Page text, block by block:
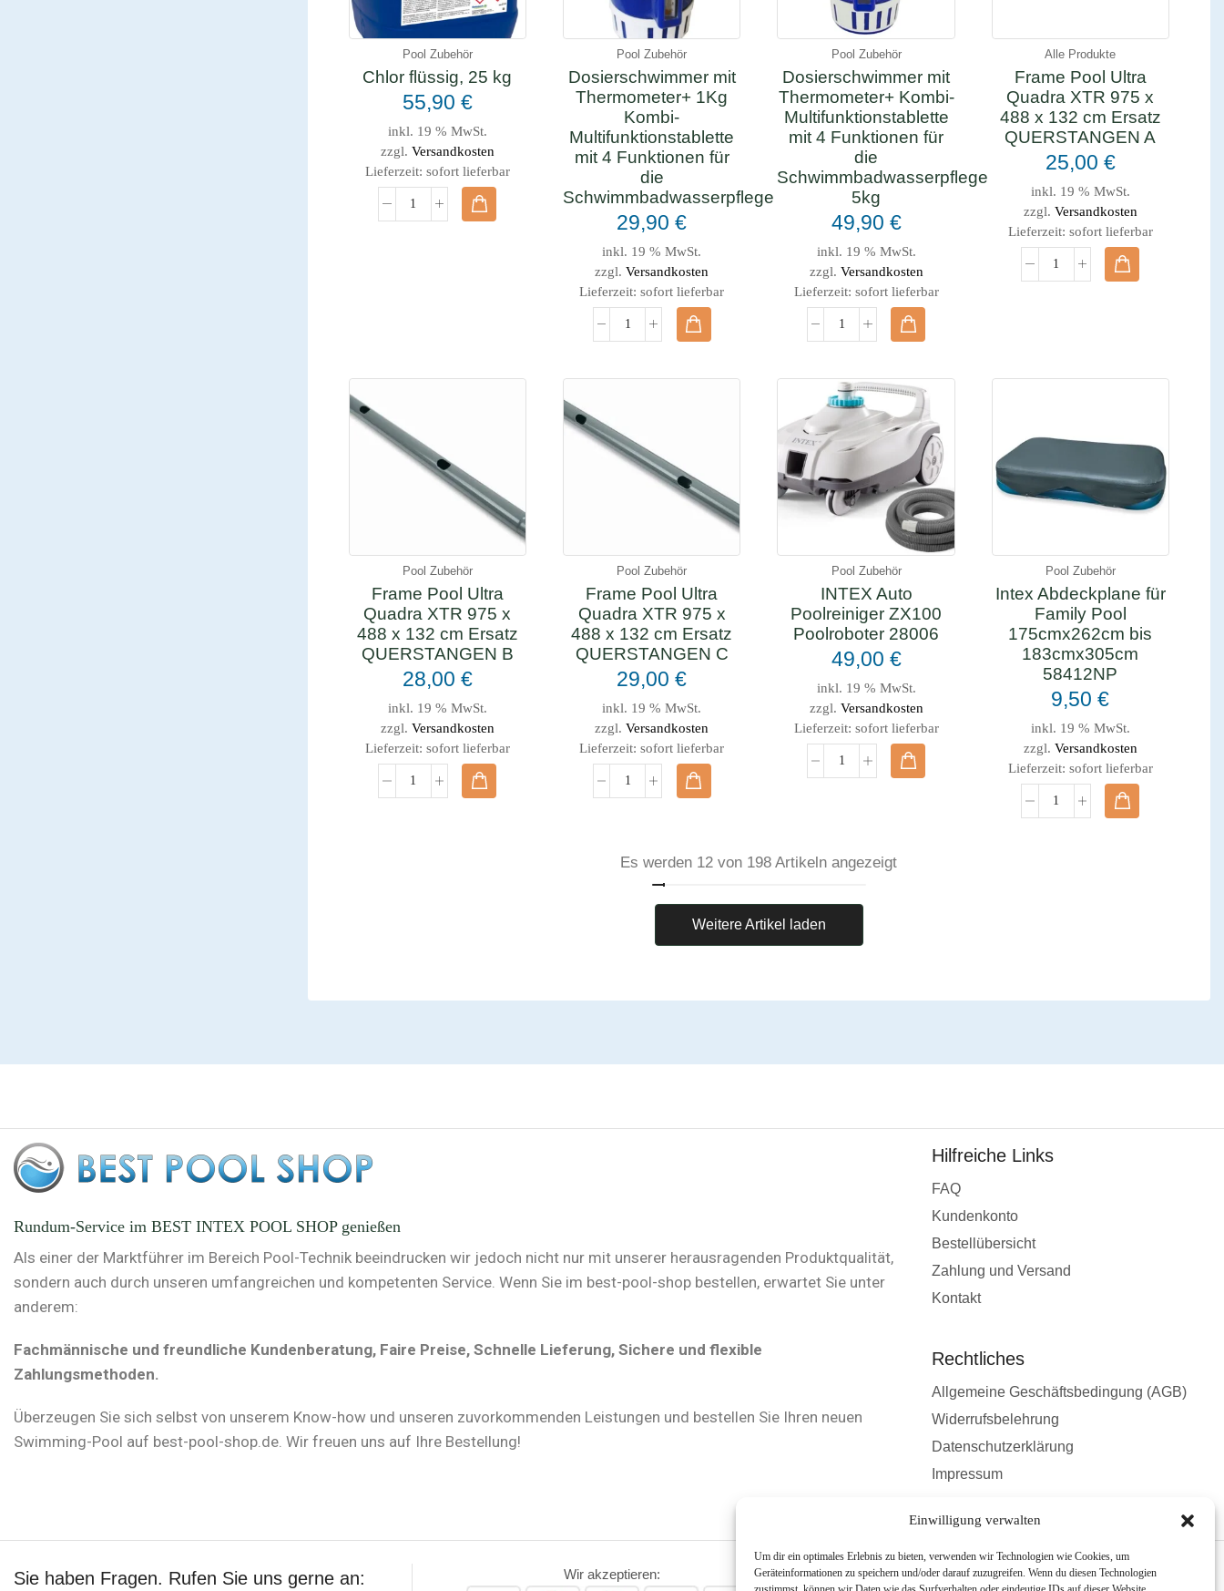
Einwilligung verwalten
Um dir ein optimales Erlebnis zu bieten, verwenden wir Technologien wie Cookies, um
Geräteinformationen zu speichern und/oder darauf zuzugreifen. Wenn du diesen Technologien
Pool Zubehör
Chlor flüssig, 25 kg
55,90 €
inkl. 19 % MwSt.
zzgl. Versandkosten
Lieferzeit: sofort lieferbar
Pool Zubehör
Dosierschwimmer mit
Thermometer+ 1Kg
Kombi-
Multifunktionstablette
mit 4 Funktionen für
die
Schwimmbadwasserpflege
29,90€
inkl. 19 % MwSt.
zzgl.Versandkosten
Lieferzeit:sofort lieferbar
Pool Zubehör
Dosierschwimmer mit
Thermometer+ Kombi-
Multifunktionstablette
mit 4 Funktionen für
die
Schwimmbadwasserpflege
5kg
49,90 €
inkl. 19 % MwSt.
zzgl. Versandkosten
Lieferzeit: sofort lieferbar
Alle Produkte
Frame Pool Ultra
Quadra XTR 975 x
488 x 132 cm Ersatz
QUERSTANGEN A
25,00 €
inkl. 19 % MwSt.
zzgl. Versandkosten
Lieferzeit: sofort lieferbar
Pool Zubehör
Frame Pool Ultra
Quadra XTR 975 x
488 x 132 cm Ersatz
QUERSTANGEN B
28,00 €
inkl. 19 % MwSt.
zzgl. Versandkosten
Lieferzeit: sofort lieferbar
Pool Zubehör
Frame Pool Ultra
Quadra XTR 975 x
488 x 132 cm Ersatz
QUERSTANGEN C
29,00€
inkl. 19 % MwSt.
zzgl.Versandkosten
Lieferzeit:sofort lieferbar
Pool Zubehör
INTEX Auto
Poolreiniger ZX100
Poolroboter 28006
49,00 €
inkl. 19 % MwSt.
zzgl. Versandkosten
Lieferzeit: sofort lieferbar
Pool Zubehör
Intex Abdeckplane für
Family Pool
175cmx262cm bis
183cmx305cm
58412NP
9,50€
inkl. 19 % MwSt.
zzgl. Versandkosten
Lieferzeit: sofort lieferbar
Es werden 12 von 198 Artikeln angezeigt
Weitere Artikel laden
Rundum-Service im BEST INTEX POOL SHOP genießen
Als einer der Marktführer im Bereich Pool-Technik beeindrucken wir jedoch nicht nur mit unserer herausragenden Produktqualität,
sondern auch durch unseren umfangreichen und kompetenten Service. Wenn Sie im best-pool-shop bestellen, erwartet Sie unter
anderem:
Fachmännische und freundliche Kundenberatung, Faire Preise, Schnelle Lieferung, Sichere und flexible
Zahlungsmethoden.
Überzeugen Sie sich selbst von unserem Know-how und unseren zuvorkommenden Leistungen und bestellen Sie Ihren neuen
Swimming-Pool auf best-pool-shop.de. Wir freuen uns auf Ihre Bestellung!
Hilfreiche Links
FAQ
Kundenkonto
Bestellübersicht
Zahlung und Versand
Kontakt
Rechtliches
Allgemeine Geschäftsbedingung (AGB)
Widerrufsbelehrung
Datenschutzerklärung
Impressum
Sie haben Fragen. Rufen Sie uns gerne an: Wir akzeptieren: